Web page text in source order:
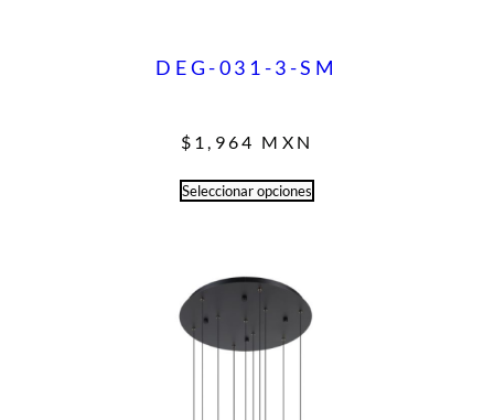
DEG-031-3-SM
$ 1,964 MXN
Seleccionar opciones